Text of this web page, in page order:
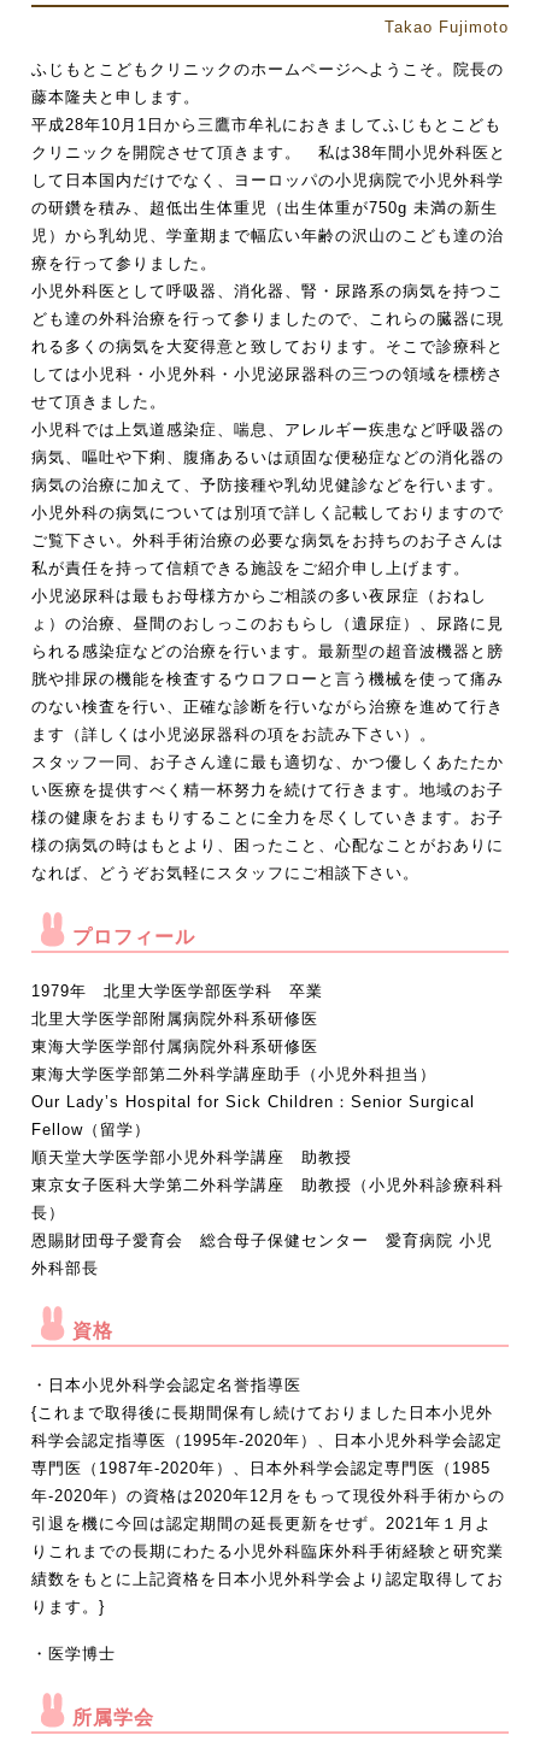
Takao Fujimoto
ふじもとこどもクリニックのホームページへようこそ。院長の
藤本隆夫と申します。
平成28年10月1日から三鷹市牟礼におきましてふじもとこども
クリニックを開院させて頂きます。 私は38年間小児外科医と
して日本国内だけでなく、ヨーロッパの小児病院で小児外科学
の研鑽を積み、超低出生体重児（出生体重が750g 未満の新生
児）から乳幼児、学童期まで幅広い年齢の沢山のこども達の治
療を行って参りました。
小児外科医として呼吸器、消化器、腎・尿路系の病気を持つこ
ども達の外科治療を行って参りましたので、これらの臓器に現
れる多くの病気を大変得意と致しております。そこで診療科と
しては小児科・小児外科・小児泌尿器科の三つの領域を標榜さ
せて頂きました。
小児科では上気道感染症、喘息、アレルギー疾患など呼吸器の
病気、嘔吐や下痢、腹痛あるいは頑固な便秘症などの消化器の
病気の治療に加えて、予防接種や乳幼児健診などを行います。
小児外科の病気については別項で詳しく記載しておりますので
ご覧下さい。外科手術治療の必要な病気をお持ちのお子さんは
私が責任を持って信頼できる施設をご紹介申し上げます。
小児泌尿科は最もお母様方からご相談の多い夜尿症（おねし
ょ）の治療、昼間のおしっこのおもらし（遺尿症）、尿路に見
られる感染症などの治療を行います。最新型の超音波機器と膀
胱や排尿の機能を検査するウロフローと言う機械を使って痛み
のない検査を行い、正確な診断を行いながら治療を進めて行き
ます（詳しくは小児泌尿器科の項をお読み下さい）。
スタッフ一同、お子さん達に最も適切な、かつ優しくあたたか
い医療を提供すべく精一杯努力を続けて行きます。地域のお子
様の健康をおまもりすることに全力を尽くしていきます。お子
様の病気の時はもとより、困ったこと、心配なことがおありに
なれば、どうぞお気軽にスタッフにご相談下さい。
プロフィール
1979年 北里大学医学部医学科 卒業
北里大学医学部附属病院外科系研修医
東海大学医学部付属病院外科系研修医
東海大学医学部第二外科学講座助手（小児外科担当）
Our Lady’s Hospital for Sick Children：Senior Surgical
Fellow（留学）
順天堂大学医学部小児外科学講座 助教授
東京女子医科大学第二外科学講座 助教授（小児外科診療科科
長）
恩賜財団母子愛育会 総合母子保健センター 愛育病院 小児
外科部長
資格
・日本小児外科学会認定名誉指導医
{これまで取得後に長期間保有し続けておりました日本小児外
科学会認定指導医（1995年-2020年）、日本小児外科学会認定
専門医（1987年-2020年）、日本外科学会認定専門医（1985
年-2020年）の資格は2020年12月をもって現役外科手術からの
引退を機に今回は認定期間の延長更新をせず。2021年１月よ
りこれまでの長期にわたる小児外科臨床外科手術経験と研究業
績数をもとに上記資格を日本小児外科学会より認定取得してお
ります。}
・医学博士
所属学会